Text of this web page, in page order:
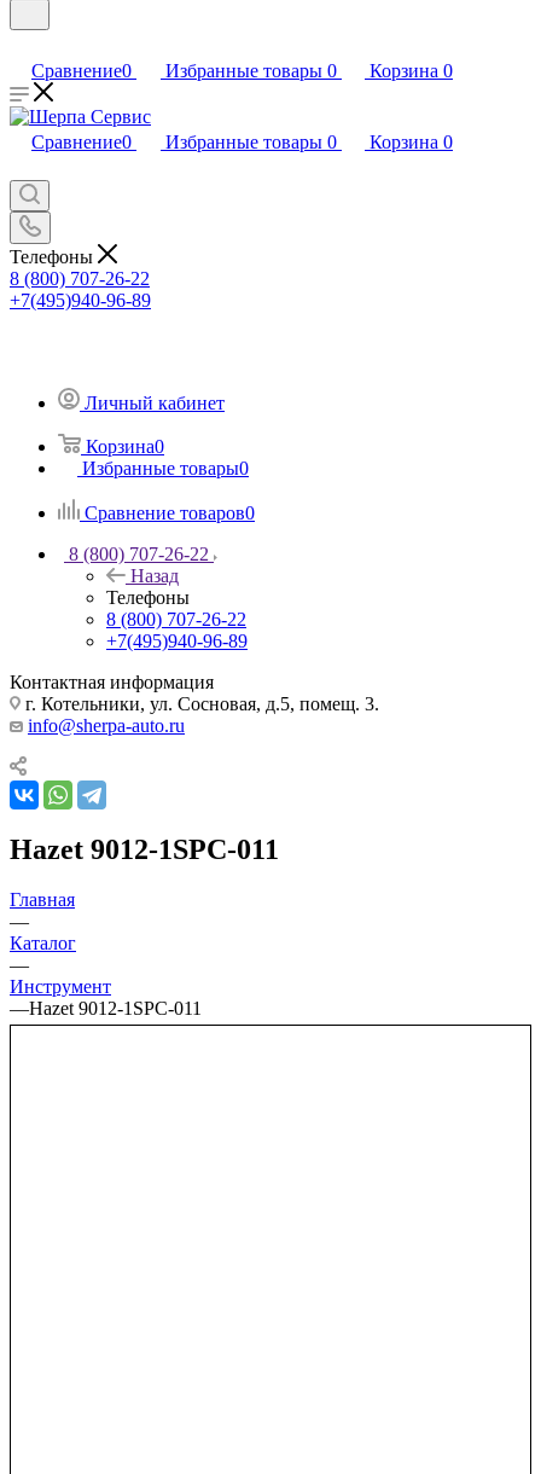
Сравнение0 Избранные товары 0 Корзина 0
Сравнение0 Избранные товары 0 Корзина 0
Телефоны
8 (800) 707-26-22
+7(495)940-96-89
Личный кабинет
Корзина0
Избранные товары0
Сравнение товаров0
8 (800) 707-26-22
Назад
Телефоны
8 (800) 707-26-22
+7(495)940-96-89
Контактная информация
г. Котельники, ул. Сосновая, д.5, помещ. 3.
info@sherpa-auto.ru
Hazet 9012-1SPC-011
Главная
—
Каталог
—
Инструмент
—Hazet 9012-1SPC-011